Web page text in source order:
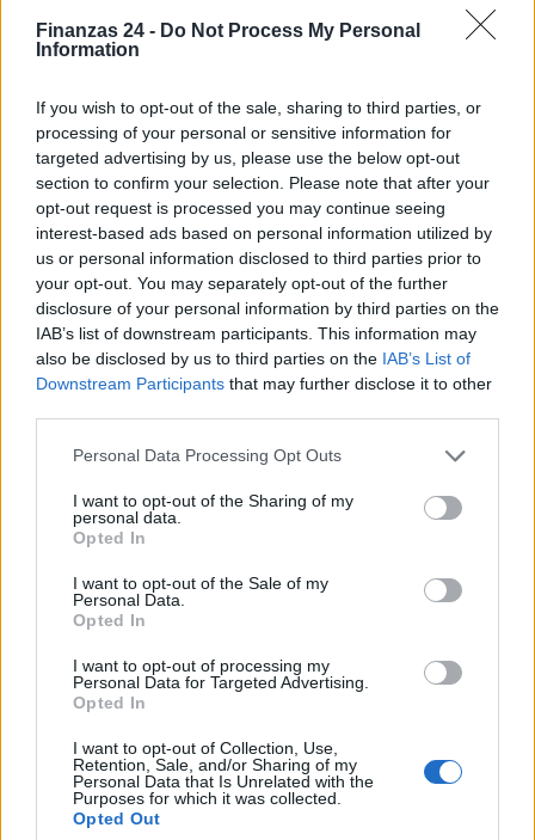
Finanzas 24 - Do Not Process My Personal
Information
If you wish to opt-out of the sale, sharing to third parties, or
processing of your personal or sensitive information for
targeted advertising by us, please use the below opt-out
section to confirm your selection. Please note that after your
opt-out request is processed you may continue seeing
interest-based ads based on personal information utilized by
us or personal information disclosed to third parties prior to
your opt-out. You may separately opt-out of the further
disclosure of your personal information by third parties on the
IAB’s list of downstream participants. This information may
also be disclosed by us to third parties on the IAB’s List of
Downstream Participants that may further disclose it to other
Please note that this website/app uses one or more Google
not limited to your visit or usage behaviour. You may click to
grant or deny consent to Google and its third-party tags to
use your data for below specified purposes in below Google
consent section.
Personal Data Processing Opt Outs
I want to opt-out of the Sharing of my
personal data.
Opted In
I want to opt-out of the Sale of my
Personal Data.
Opted In
I want to opt-out of processing my
Personal Data for Targeted Advertising.
Opted In
I want to opt-out of Collection, Use,
Retention, Sale, and/or Sharing of my
Personal Data that Is Unrelated with the
Purposes for which it was collected.
Opted Out
Pensamientos finales
del comercio electrónico, pero aún no ha sido adoptado
por los jugadores más destacados como; AliExpress y
Amazon.
A pesar de que todavía no está disponible, las personas
aún pueden pagar productos en AliExpress con BTC
utilizando tarjetas de débito Bitcoin, tarjetas de regalo o
servicios intermediarios.
La criptomoneda se convierte en monedas fiduciarias en
las partes involucradas.
No deje su criptomoneda en una billetera
de intercambio , ya que son el objetivo principal de los
piratas informáticos, que roban la inversión de las
personas con virus.
Consíguete una billetera de hardware (como; Ledger
Nano X / S ), pero si no quieres gastar tanto en asegurar tu
dinero, aún puedes usar una billetera caliente móvil.
Dado que hacer compras en línea es una práctica pública,
también es muy bueno ocultar sus huellas de